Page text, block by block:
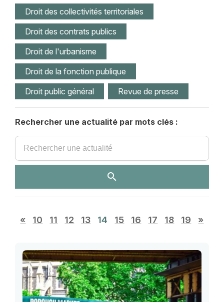
Droit des collectivités territoriales
Droit des contrats publics
Droit de l'urbanisme
Droit de la fonction publique
Droit public général
Revue de presse
Rechercher une actualité par mots clés :
« 10 11 12 13 14 15 16 17 18 19 »